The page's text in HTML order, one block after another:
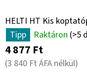
HELTI HT Kis
Tipp
Raktáron (>5
4 877 Ft
(3 840 Ft ÁFA nélkül)